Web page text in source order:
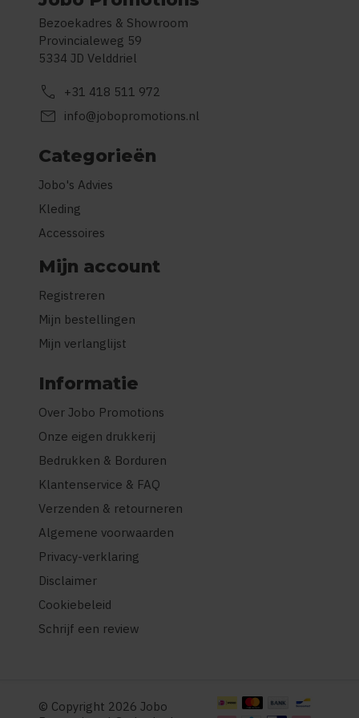
Bezoekadres & Showroom
Provincialeweg 59
5334 JD Velddriel
call +31 418 511 972
mail info@jobopromotions.nl
Categorieën
Jobo's Advies
Kleding
Accessoires
Mijn account
Registreren
Mijn bestellingen
Mijn verlanglijst
Informatie
Over Jobo Promotions
Onze eigen drukkerij
Bedrukken & Borduren
Klantenservice & FAQ
Verzenden & retourneren
Algemene voorwaarden
Privacy-verklaring
Disclaimer
Cookiebeleid
Schrijf een review
© Copyright 2026 Jobo